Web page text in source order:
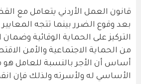
قانون العمل الأردني يتعامل مع
بعد وقوع الضرر بينما تتجه المعايير
التركيز على الحماية الوقائية وضمان
من الحماية الاجتماعية والأمن
أساس أن الأجر بالنسبة للعامل
الأساسي له ولأسرته ولذلك فإن